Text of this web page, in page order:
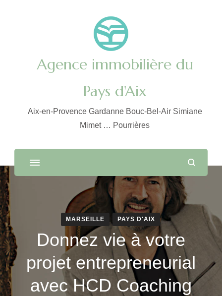
Agence immobilière du
Pays d'Aix
Aix-en-Provence Gardanne Bouc-Bel-Air Simiane
Mimet … Pourrières
MARSEILLE PAYS D'AIX
Donnez vie à votre
projet entrepreneurial
avec HCD Coaching